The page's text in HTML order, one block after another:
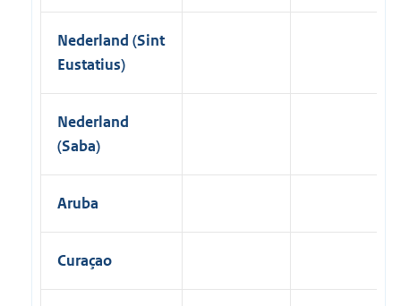
Nederland (Sint
Eustatius)
Nederland
(Saba)
Aruba
Curaçao